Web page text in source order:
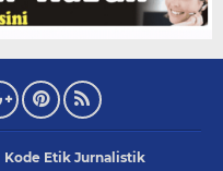
Kode Etik Jurnalistik